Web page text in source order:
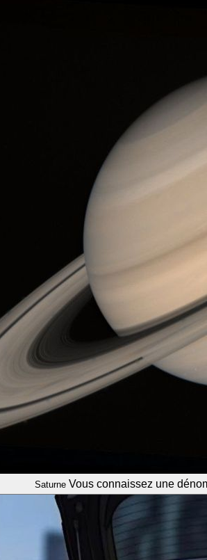
Saturne Vous connaissez une